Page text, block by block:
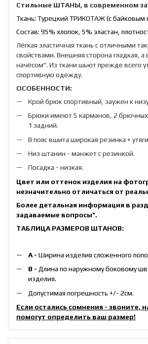
Стильные ШТАНЫ, в современном
Ткань: Турецкий ТРИКОТАЖ (с байковым
Состав: 95% хлопок, 5% эластан,
Лёгкая эластичная ткань с отличными
свойствами. Внешняя сторона гладкая, а
начёсом". Из ткани шьют прежде всего
спортивную одежду.
ОСОБЕННОСТИ:
Крой брюк спортивный, заужен к
Брюки имеют 5 карманов, 2
1 задний.
В пояс вшита широкая резинка +
Низ штанин - манжет с резинкой.
Посадка - низкая.
Цвет или оттенок изделия на
незначительно отличаться от
Более детальная информация в
задаваемые вопросы".
ТАБЛИЦА РАЗМЕРОВ ШТАНОВ:
А - Ширина изделия сложенного
B - Длина по наружному боковому
изделия.
Допустимая погрешность +/- 2см.
Если остались сомнения - звоните,
помогут определить ваш размер!